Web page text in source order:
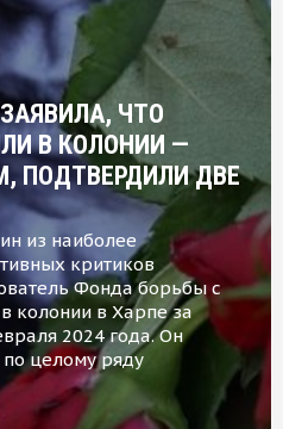
ЧТО
В КОЛОНИИ —
ПОДТВЕРДИЛИ ДВЕ
из наиболее
критиков
Фонда борьбы с
колонии в Харпе за
2024 года. Он
целому ряду